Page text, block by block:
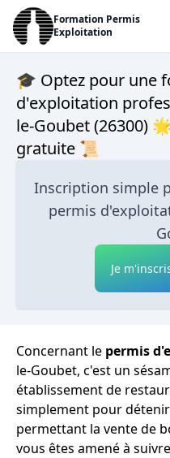
Formation Permis
Exploitation
🎓 Optez pour une
d'exploitation
le-Goubet (26300)
gratuite 📜
Inscription simple
permis
Je
Concernant le permis
le-Goubet, c'est un
établissement de
simplement pour
permettant la vente de
vous êtes amené à